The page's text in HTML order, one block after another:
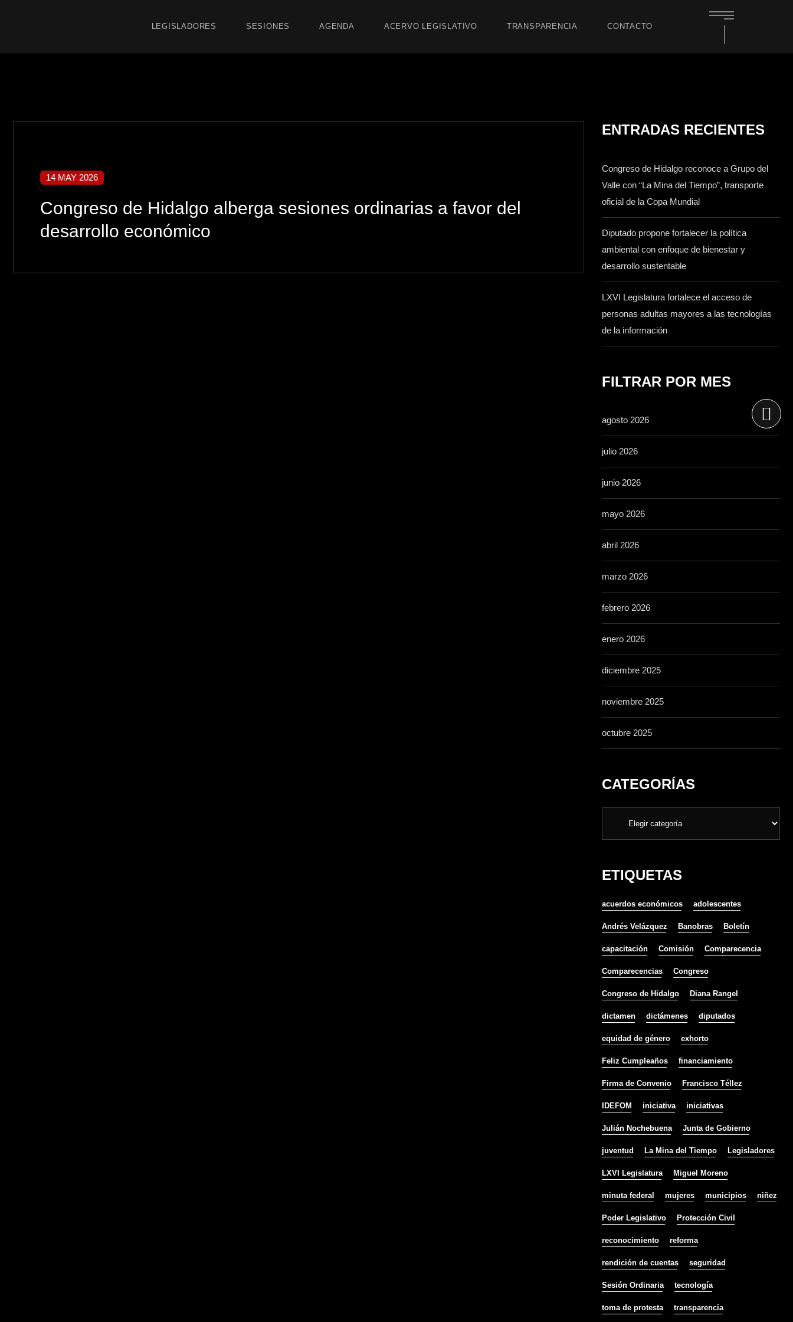
LEGISLADORES SESIONES AGENDA ACERVO LEGISLATIVO TRANSPARENCIA CONTACTO
14 MAY 2026
Congreso de Hidalgo alberga sesiones ordinarias a favor del
desarrollo económico
ENTRADAS RECIENTES
Congreso de Hidalgo reconoce a Grupo del
Valle con “La Mina del Tiempo”, transporte
oficial de la Copa Mundial
Diputado propone fortalecer la política
ambiental con enfoque de bienestar y
desarrollo sustentable
LXVI Legislatura fortalece el acceso de
personas adultas mayores a las tecnologías
de la información
FILTRAR POR MES
agosto 2026
julio 2026
junio 2026
mayo 2026
abril 2026
marzo 2026
febrero 2026
enero 2026
diciembre 2025
noviembre 2025
octubre 2025
CATEGORÍAS
ETIQUETAS
acuerdos económicos adolescentes
Andrés Velázquez Banobras Boletín
capacitación Comisión Comparecencia
Comparecencias Congreso
Congreso de Hidalgo Diana Rangel
dictamen dictámenes diputados
equidad de género exhorto
Feliz Cumpleaños financiamiento
Firma de Convenio Francisco Téllez
IDEFOM iniciativa iniciativas
Julián Nochebuena Junta de Gobierno
juventud La Mina del Tiempo Legisladores
LXVI Legislatura Miguel Moreno
minuta federal mujeres municipios niñez
Poder Legislativo Protección Civil
reconocimiento reforma
rendición de cuentas seguridad
Sesión Ordinaria tecnología
toma de protesta transparencia